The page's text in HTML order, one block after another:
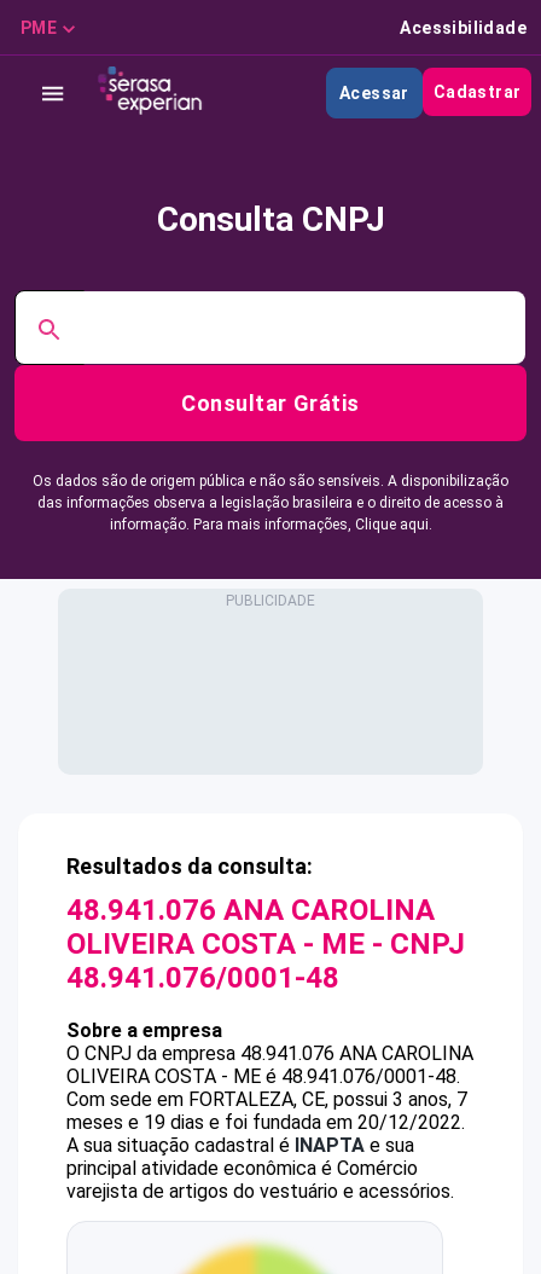
PME Acessibilidade
Acessar Cadastrar
Consulta CNPJ
Consultar Grátis
Os dados são de origem pública e não são sensíveis. A disponibilização
das informações observa a legislação brasileira e o direito de acesso à
informação. Para mais informações, Clique aqui.
Resultados da consulta:
48.941.076 ANA CAROLINA
OLIVEIRA COSTA - ME - CNPJ
48.941.076/0001-48
Sobre a empresa
O CNPJ da empresa 48.941.076 ANA CAROLINA
OLIVEIRA COSTA - ME é 48.941.076/0001-48.
Com sede em FORTALEZA, CE, possui 3 anos, 7
meses e 19 dias e foi fundada em 20/12/2022.
A sua situação cadastral é INAPTA e sua
principal atividade econômica é Comércio
varejista de artigos do vestuário e acessórios.